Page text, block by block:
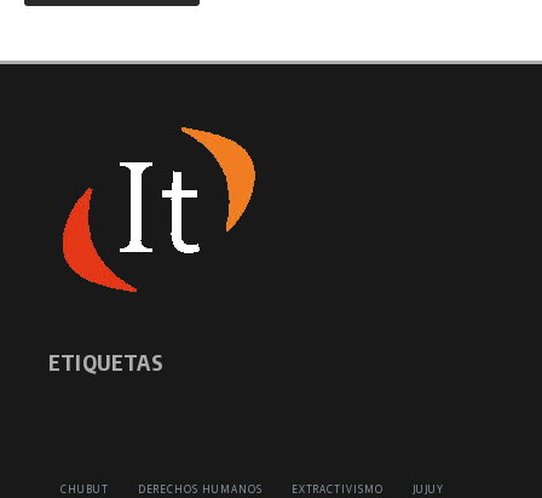
ETIQUETAS
CHUBUT DERECHOS HUMANOS EXTRACTIVISMO JUJUY